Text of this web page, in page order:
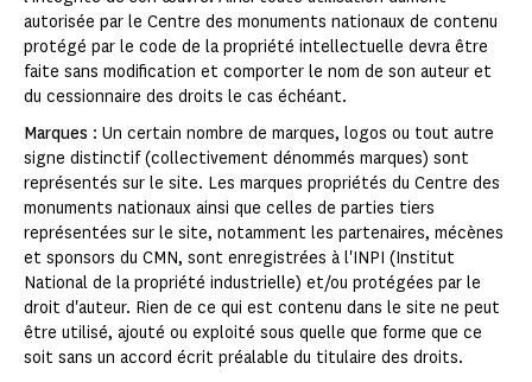
autorisée par le Centre des monuments nationaux de contenu
protégé par le code de la propriété intellectuelle devra être
faite sans modification et comporter le nom de son auteur et
du cessionnaire des droits le cas échéant.
Marques : Un certain nombre de marques, logos ou tout autre
signe distinctif (collectivement dénommés marques) sont
représentés sur le site. Les marques propriétés du Centre des
monuments nationaux ainsi que celles de parties tiers
représentées sur le site, notamment les partenaires, mécènes
et sponsors du CMN, sont enregistrées à l'INPI (Institut
National de la propriété industrielle) et/ou protégées par le
droit d'auteur. Rien de ce qui est contenu dans le site ne peut
être utilisé, ajouté ou exploité sous quelle que forme que ce
soit sans un accord écrit préalable du titulaire des droits.